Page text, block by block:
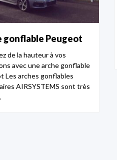
gonflable Peugeot
de la hauteur à vos
avec une arche gonflable
Les arches gonflables
AIRSYSTEMS sont très